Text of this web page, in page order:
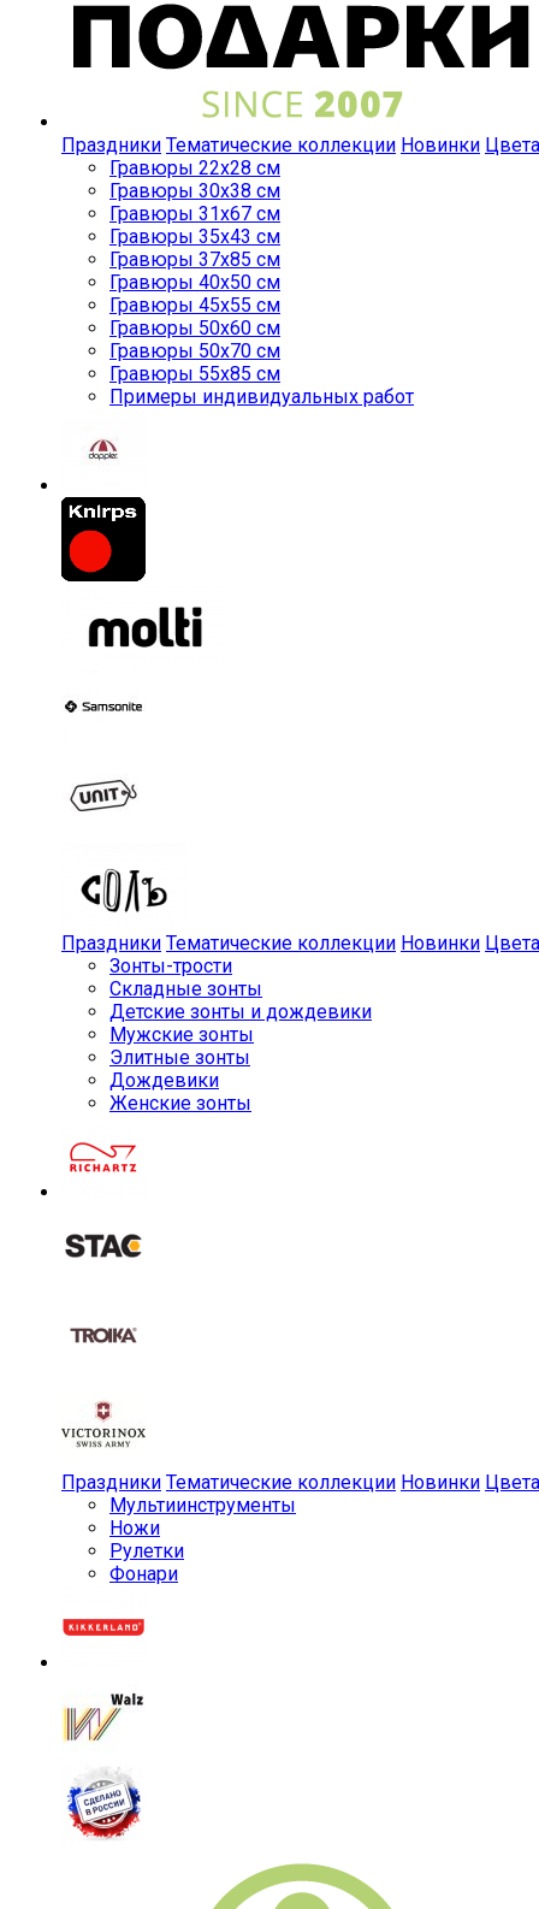
Праздники Тематические коллекции Новинки Цвета
Гравюры 22x28 см
Гравюры 30x38 см
Гравюры 31x67 см
Гравюры 35x43 см
Гравюры 37x85 см
Гравюры 40x50 см
Гравюры 45x55 см
Гравюры 50x60 см
Гравюры 50x70 см
Гравюры 55x85 см
Примеры индивидуальных работ
Праздники Тематические коллекции Новинки Цвета
Зонты-трости
Складные зонты
Детские зонты и дождевики
Мужские зонты
Элитные зонты
Дождевики
Женские зонты
Праздники Тематические коллекции Новинки Цвета
Мульти­инструменты
Ножи
Рулетки
Фонари